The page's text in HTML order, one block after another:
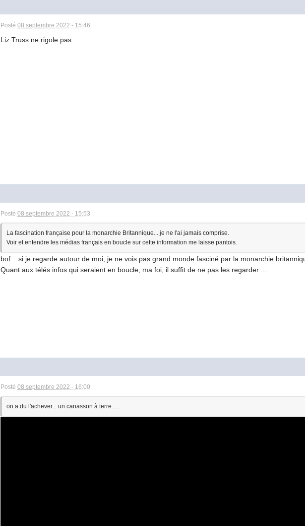
Posté08 septembre 2022 - 15:46
Liz Truss ne rigole pas
Posté08 septembre 2022 - 15:53
La fascination française pour la monarchie Britannique... je ne l'ai jamais comprise.
Voir et entendre les médias français en boucle sur cette information me laisse pantois.
bof .. si je regarde autour de moi, je ne vois pas grand monde fasciné par la monarchie
Quant aux télés infos qui seraient en boucle, ma foi, il suffit de ne pas les regarder ...
Posté08 septembre 2022 - 16:00
on a du l'achever... un canasson à terre......